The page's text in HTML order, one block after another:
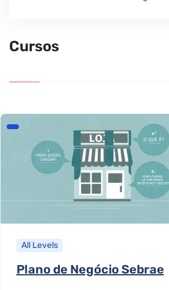
Cursos
All Levels
Plano de Negócio Sebrae